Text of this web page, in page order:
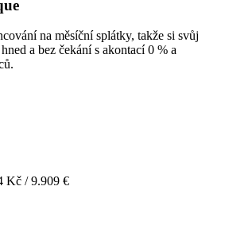
na měsíční splátky, takže si svůj
a bez čekání s akontací 0 % a
Kč / 9.909 €